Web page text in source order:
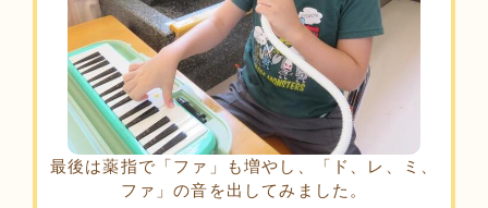
最後は薬指で「ファ」も増やし、「ド、レ、ミ、
ファ」の音を出してみました。